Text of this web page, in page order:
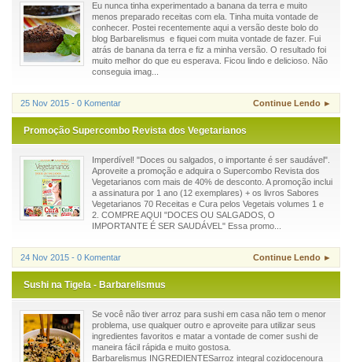
Eu nunca tinha experimentado a banana da terra e muito
menos preparado receitas com ela. Tinha muita vontade de
conhecer. Postei recentemente aqui a versão deste bolo do
blog Barbarelismus e fiquei com muita vontade de fazer. Fui
atrás de banana da terra e fiz a minha versão. O resultado foi
muito melhor do que eu esperava. Ficou lindo e delicioso. Não
conseguia imag...
25 Nov 2015 - 0 Komentar Continue Lendo ►
Promoção Supercombo Revista dos Vegetarianos
Imperdível! "Doces ou salgados, o importante é ser saudável".
Aproveite a promoção e adquira o Supercombo Revista dos
Vegetarianos com mais de 40% de desconto. A promoção inclui
a assinatura por 1 ano (12 exemplares) + os livros Sabores
Vegetarianos 70 Receitas e Cura pelos Vegetais volumes 1 e
2. COMPRE AQUI "DOCES OU SALGADOS, O
IMPORTANTE É SER SAUDÁVEL" Essa promo...
24 Nov 2015 - 0 Komentar Continue Lendo ►
Sushi na Tigela - Barbarelismus
Se você não tiver arroz para sushi em casa não tem o menor
problema, use qualquer outro e aproveite para utilizar seus
ingredientes favoritos e matar a vontade de comer sushi de
maneira fácil rápida e muito gostosa.
Barbarelismus INGREDIENTESarroz integral cozidocenoura